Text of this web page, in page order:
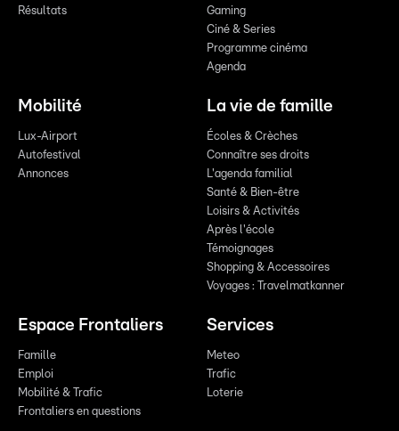
Résultats
Gaming
Ciné & Series
Programme cinéma
Agenda
Mobilité
Lux-Airport
Autofestival
Annonces
La vie de famille
Écoles & Crèches
Connaître ses droits
L'agenda familial
Santé & Bien-être
Loisirs & Activités
Après l'école
Témoignages
Shopping & Accessoires
Voyages : Travelmatkanner
Espace Frontaliers
Famille
Emploi
Mobilité & Trafic
Frontaliers en questions
Services
Meteo
Trafic
Loterie